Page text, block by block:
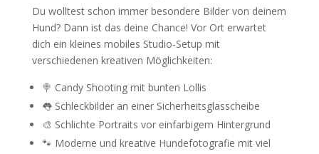
Du wolltest schon immer besondere Bilder von deinem
Hund? Dann ist das deine Chance! Vor Ort erwartet
dich ein kleines mobiles Studio-Setup mit
verschiedenen kreativen Möglichkeiten:
🍭 Candy Shooting mit bunten Lollis
👅 Schleckbilder an einer Sicherheitsglasscheibe
🎨 Schlichte Portraits vor einfarbigem Hintergrund
🐾 Moderne und kreative Hundefotografie mit viel